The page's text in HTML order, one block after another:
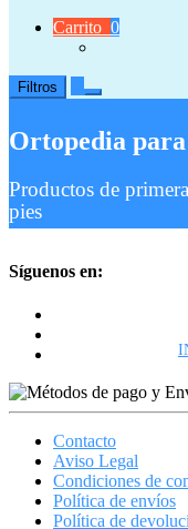
Carrito 0
Filtros
Ortopedia para
Productos de
pies
Síguenos en:
Contacto
Aviso Legal
Condiciones de
Política de envíos
Política de